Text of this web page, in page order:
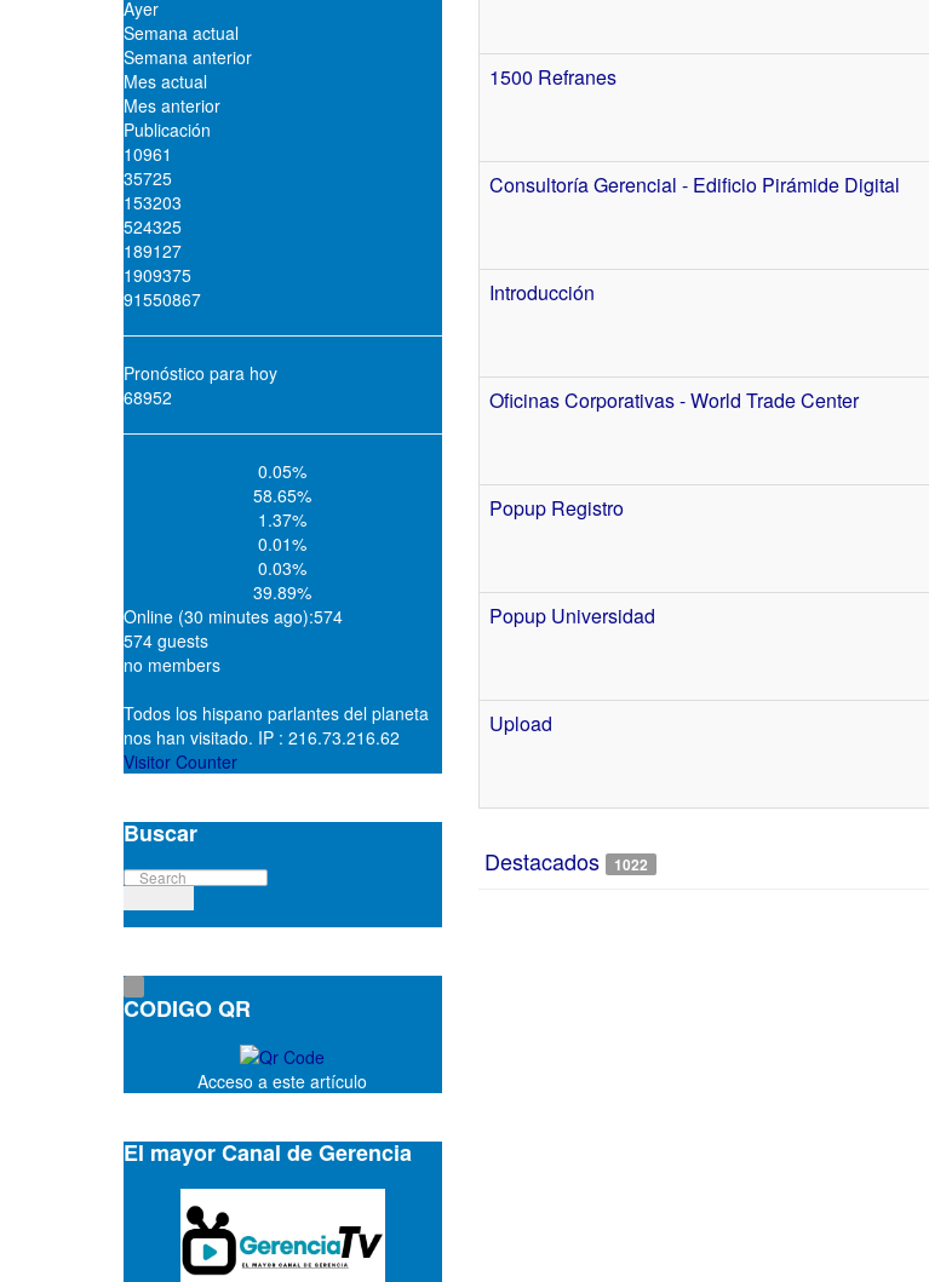
1500 Refranes
Consultoría Gerencial - Edificio Pirámide Digital
Introducción
Oficinas Corporativas - World Trade Center
Popup Registro
Popup Universidad
Upload
Destacados 1022
Ayer
Semana actual
Semana anterior
Mes actual
Mes anterior
Publicación
10961
35725
153203
524325
189127
1909375
91550867
Pronóstico para hoy
68952
0.05%
58.65%
1.37%
0.01%
0.03%
39.89%
Online (30 minutes ago):574
574 guests
no members
Todos los hispano parlantes del planeta
nos han visitado. IP : 216.73.216.62
Visitor Counter
Buscar
CODIGO QR
Acceso a este artículo
El mayor Canal de Gerencia